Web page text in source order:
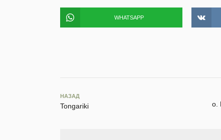
WHATSAPP
НАЗАД
Tongariki о.